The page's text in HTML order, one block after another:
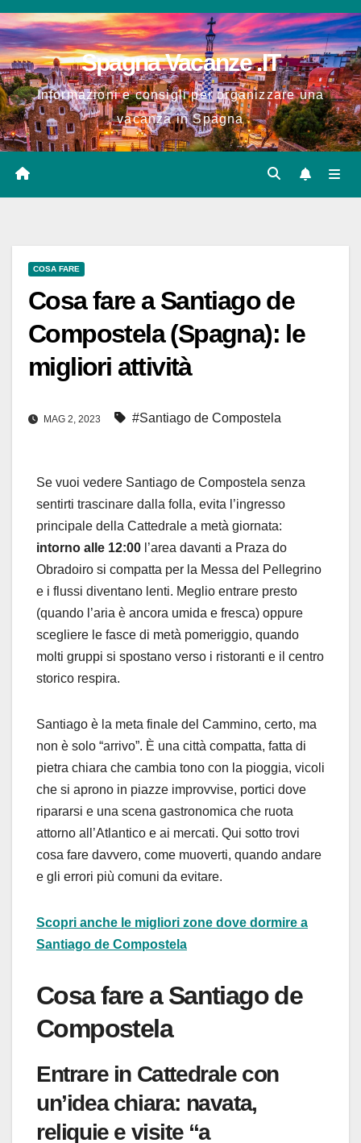
Salta
al
contenuto
Spagna Vacanze .IT
Informazioni e consigli per organizzare una
vacanza in Spagna
COSA FARE
Cosa fare a Santiago de
Compostela (Spagna): le
migliori attività
MAG 2, 2023 #Santiago de Compostela
Se vuoi vedere Santiago de Compostela senza
sentirti trascinare dalla folla, evita l’ingresso
principale della Cattedrale a metà giornata:
intorno alle 12:00 l’area davanti a Praza do
Obradoiro si compatta per la Messa del Pellegrino
e i flussi diventano lenti. Meglio entrare presto
(quando l’aria è ancora umida e fresca) oppure
scegliere le fasce di metà pomeriggio, quando
molti gruppi si spostano verso i ristoranti e il centro
storico respira.
Santiago è la meta finale del Cammino, certo, ma
non è solo “arrivo”. È una città compatta, fatta di
pietra chiara che cambia tono con la pioggia, vicoli
che si aprono in piazze improvvise, portici dove
ripararsi e una scena gastronomica che ruota
attorno all’Atlantico e ai mercati. Qui sotto trovi
cosa fare davvero, come muoverti, quando andare
e gli errori più comuni da evitare.
Scopri anche le migliori zone dove dormire a
Santiago de Compostela
Cosa fare a Santiago de
Compostela
Entrare in Cattedrale con
un’idea chiara: navata,
reliquie e visite “a